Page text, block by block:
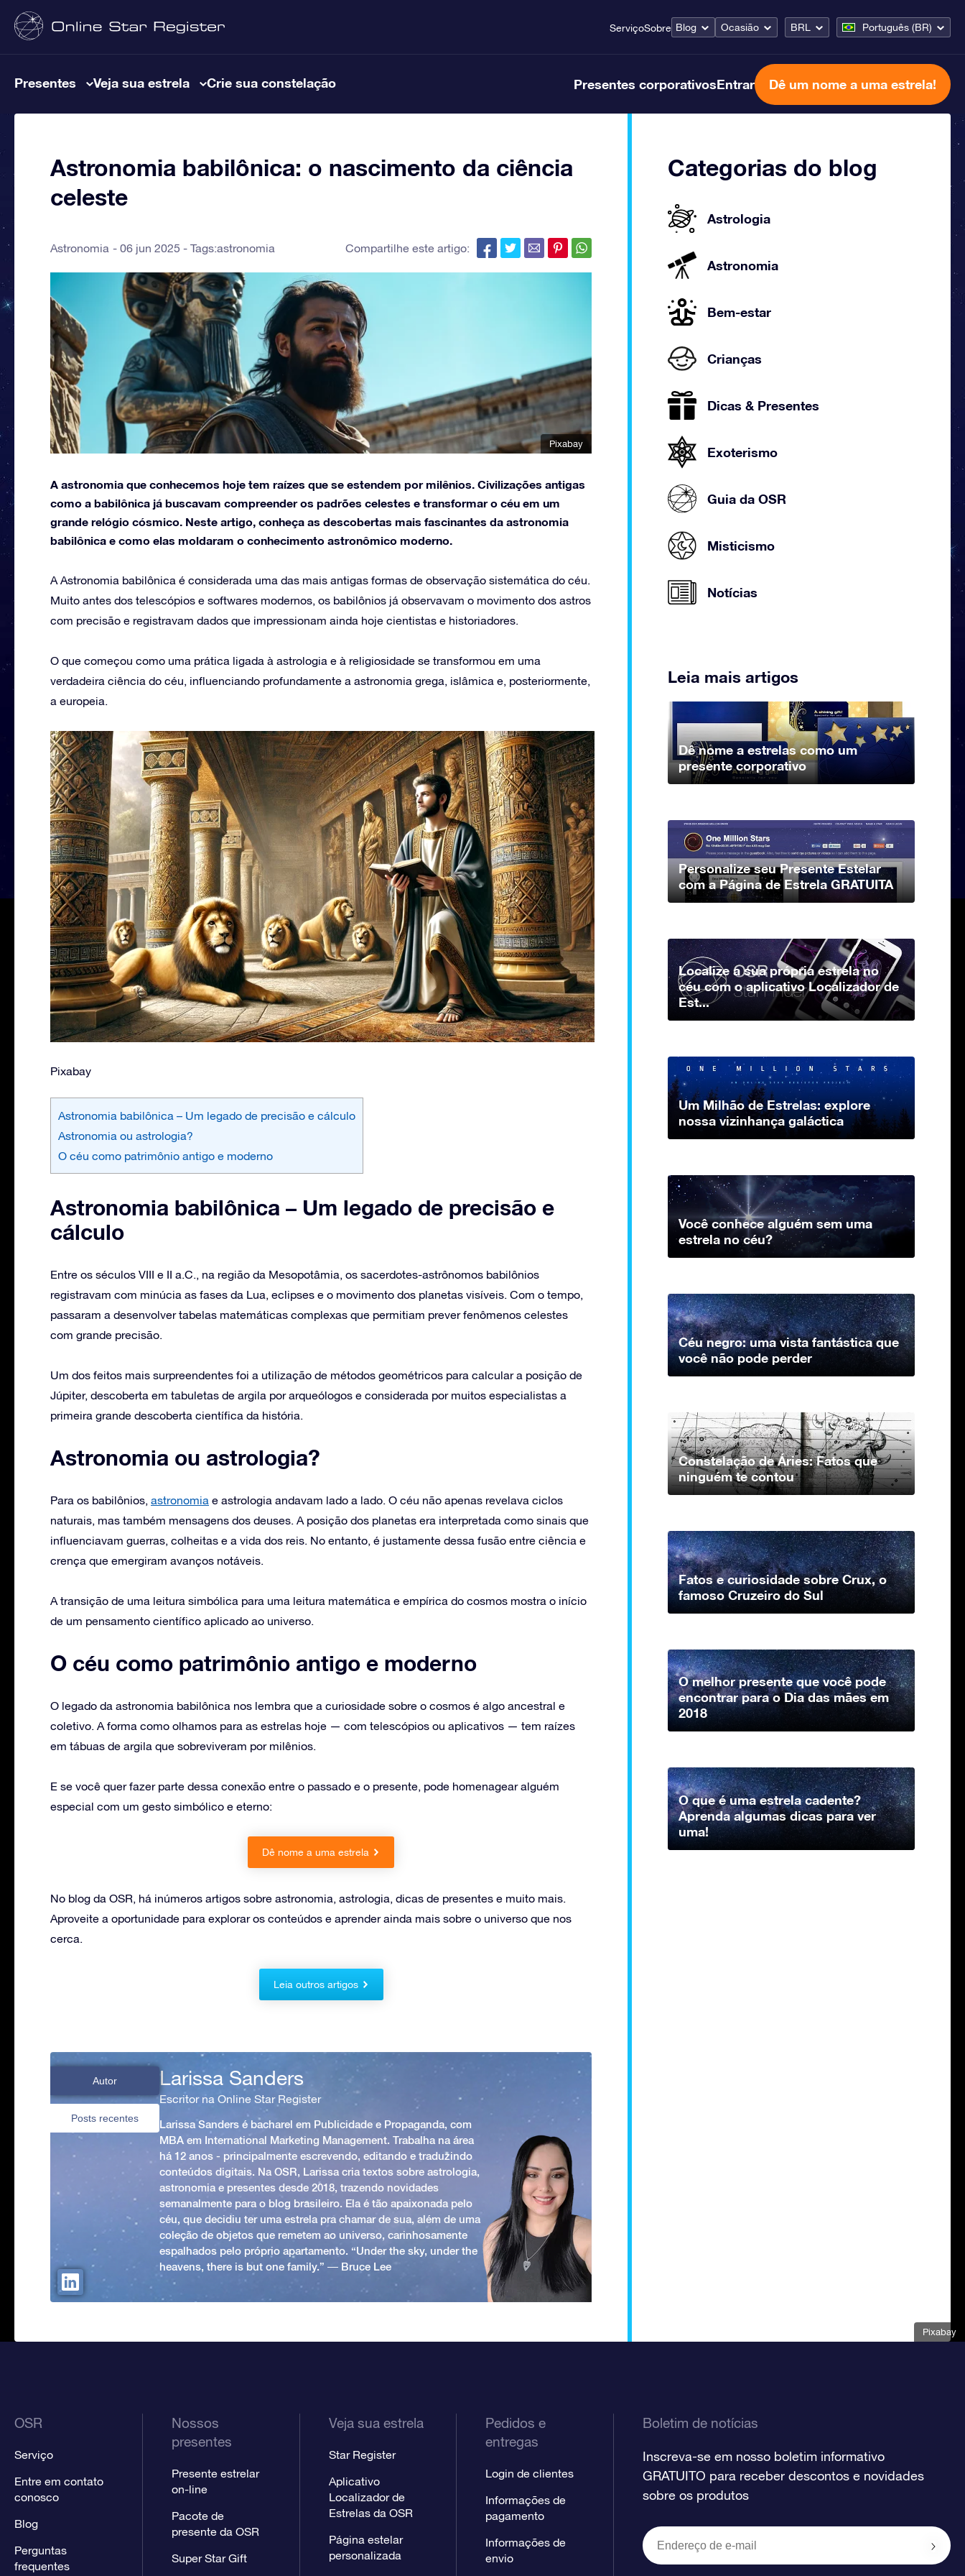
ServiçoSobre Blog Ocasião BRL Português (BR)
Presentes Veja sua estrela Crie sua constelação Presentes corporativosEntrar Dê um nome a uma estrela!
Astronomia babilônica: o nascimento da ciência
celeste
Astronomia 06 jun 2025 - Tags:astronomia Compartilhe este artigo:
Pixabay
A astronomia que conhecemos hoje tem raízes que se estendem por milênios. Civilizações antigas
como a babilônica já buscavam compreender os padrões celestes e transformar o céu em um
grande relógio cósmico. Neste artigo, conheça as descobertas mais fascinantes da astronomia
babilônica e como elas moldaram o conhecimento astronômico moderno.
A Astronomia babilônica é considerada uma das mais antigas formas de observação sistemática do céu.
Muito antes dos telescópios e softwares modernos, os babilônios já observavam o movimento dos astros
com precisão e registravam dados que impressionam ainda hoje cientistas e historiadores.
O que começou como uma prática ligada à astrologia e à religiosidade se transformou em uma
verdadeira ciência do céu, influenciando profundamente a astronomia grega, islâmica e, posteriormente,
a europeia.
Pixabay
Pixabay
Astronomia babilônica – Um legado de precisão e cálculo
Astronomia ou astrologia?
O céu como patrimônio antigo e moderno
Astronomia babilônica – Um legado de precisão e
cálculo
Entre os séculos VIII e II a.C., na região da Mesopotâmia, os sacerdotes-astrônomos babilônios
registravam com minúcia as fases da Lua, eclipses e o movimento dos planetas visíveis. Com o tempo,
passaram a desenvolver tabelas matemáticas complexas que permitiam prever fenômenos celestes
com grande precisão.
Um dos feitos mais surpreendentes foi a utilização de métodos geométricos para calcular a posição de
Júpiter, descoberta em tabuletas de argila por arqueólogos e considerada por muitos especialistas a
primeira grande descoberta científica da história.
Astronomia ou astrologia?
Para os babilônios, astronomia e astrologia andavam lado a lado. O céu não apenas revelava ciclos
naturais, mas também mensagens dos deuses. A posição dos planetas era interpretada como sinais que
influenciavam guerras, colheitas e a vida dos reis. No entanto, é justamente dessa fusão entre ciência e
crença que emergiram avanços notáveis.
A transição de uma leitura simbólica para uma leitura matemática e empírica do cosmos mostra o início
de um pensamento científico aplicado ao universo.
O céu como patrimônio antigo e moderno
O legado da astronomia babilônica nos lembra que a curiosidade sobre o cosmos é algo ancestral e
coletivo. A forma como olhamos para as estrelas hoje — com telescópios ou aplicativos — tem raízes
em tábuas de argila que sobreviveram por milênios.
E se você quer fazer parte dessa conexão entre o passado e o presente, pode homenagear alguém
especial com um gesto simbólico e eterno:
Dê nome a uma estrela
No blog da OSR, há inúmeros artigos sobre astronomia, astrologia, dicas de presentes e muito mais.
Aproveite a oportunidade para explorar os conteúdos e aprender ainda mais sobre o universo que nos
cerca.
Leia outros artigos
Autor
Posts recentes
Larissa Sanders
Escritor na Online Star Register
Larissa Sanders é bacharel em Publicidade e Propaganda, com
MBA em International Marketing Management. Trabalha na área
há 12 anos - principalmente escrevendo, editando e traduzindo
conteúdos digitais. Na OSR, Larissa cria textos sobre astrologia,
astronomia e presentes desde 2018, trazendo novidades
semanalmente para o blog brasileiro. Ela é tão apaixonada pelo
céu, que decidiu ter uma estrela pra chamar de sua, além de uma
coleção de objetos que remetem ao universo, carinhosamente
espalhados pelo próprio apartamento. “Under the sky, under the
heavens, there is but one family.” ― Bruce Lee
Categorias do blog
Astrologia
Astronomia
Bem-estar
Crianças
Dicas & Presentes
Exoterismo
Guia da OSR
Misticismo
Notícias
Leia mais artigos
Dê nome a estrelas como um
presente corporativo
Personalize seu Presente Estelar
com a Página de Estrela GRATUITA
Localize a sua própria estrela no
céu com o aplicativo Localizador de
Est...
Um Milhão de Estrelas: explore
nossa vizinhança galáctica
Você conhece alguém sem uma
estrela no céu?
Céu negro: uma vista fantástica que
você não pode perder
Constelação de Áries: Fatos que
ninguém te contou
Fatos e curiosidade sobre Crux, o
famoso Cruzeiro do Sul
O melhor presente que você pode
encontrar para o Dia das mães em
2018
O que é uma estrela cadente?
Aprenda algumas dicas para ver
uma!
OSR
Serviço
Entre em contato
conosco
Blog
Perguntas
frequentes
Nossos
presentes
Presente estrelar
on-line
Pacote de
presente da OSR
Super Star Gift
Veja sua estrela
Star Register
Aplicativo
Localizador de
Estrelas da OSR
Página estelar
personalizada
Pedidos e
entregas
Login de clientes
Informações de
pagamento
Informações de
envio
Boletim de notícias
Inscreva-se em nosso boletim informativo
GRATUITO para receber descontos e novidades
sobre os produtos